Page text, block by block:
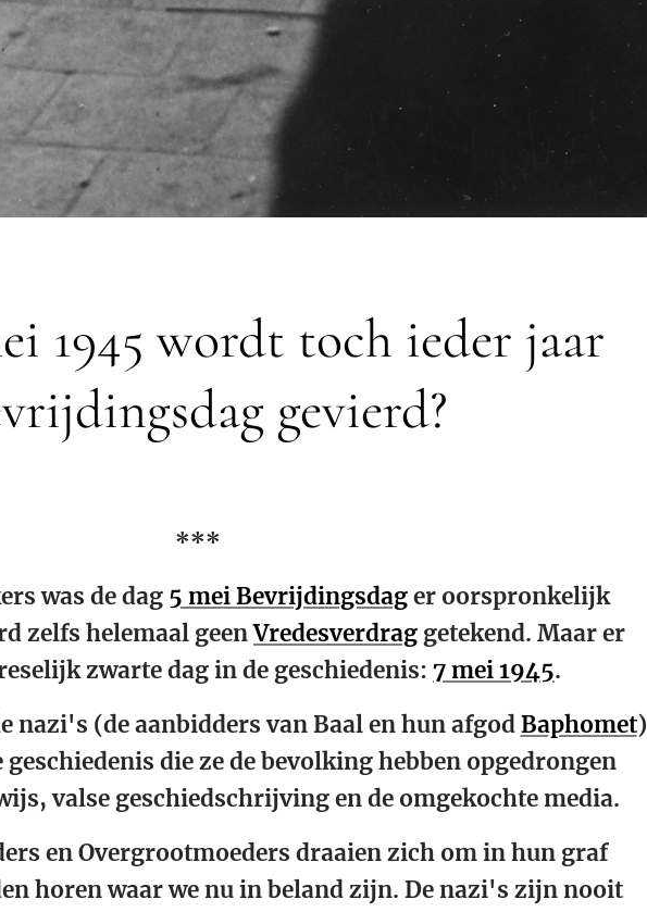
1945 wordt toch ieder jaar
gevierd?
***
was de dag 5 mei Bevrijdingsdager oorspronkelijk
zelfs helemaal geenVredesverdrag getekend. Maar er
zwarte dag in de geschiedenis: 7 mei 1945.
nazi's (de aanbidders van Baal en hun afgodBaphomet)
die ze de bevolking hebben opgedrongen
valse geschiedschrijving en de omgekochte media.
en Overgrootmoeders draaien zich om in hun graf
horen waar we nu in beland zijn. De nazi's zijn nooit